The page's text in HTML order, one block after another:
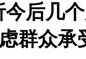
今后几
群众